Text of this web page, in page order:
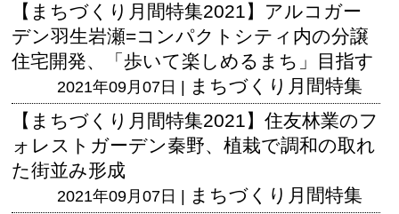
【まちづくり月間特集2021】アルコガー
デン羽生岩瀬=コンパクトシティ内の分譲
住宅開発、「歩いて楽しめるまち」目指す
2021年09月07日 |
まちづくり月間特集
【まちづくり月間特集2021】住友林業のフ
ォレストガーデン秦野、植栽で調和の取れ
た街並み形成
2021年09月07日 |
まちづくり月間特集